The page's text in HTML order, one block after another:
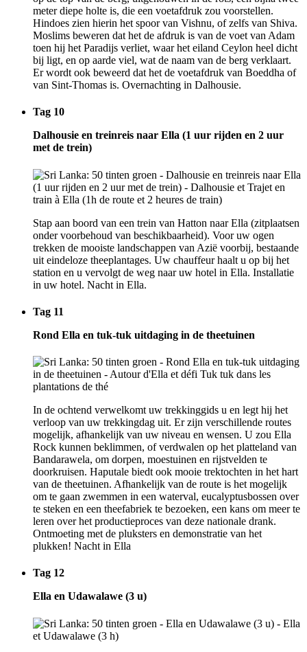
meter diepe holte is, die een voetafdruk zou voorstellen.
Hindoes zien hierin het spoor van Vishnu, of zelfs van Shiva.
Moslims beweren dat het de afdruk is van de voet van Adam
toen hij het Paradijs verliet, waar het eiland Ceylon heel dicht
bij ligt, en op aarde viel, wat de naam van de berg verklaart.
Er wordt ook beweerd dat het de voetafdruk van Boeddha of
van Sint-Thomas is. Overnachting in Dalhousie.
Tag 10
Dalhousie en treinreis naar Ella (1 uur rijden en 2 uur
met de trein)
Stap aan boord van een trein van Hatton naar Ella (zitplaatsen
onder voorbehoud van beschikbaarheid). Voor uw ogen
trekken de mooiste landschappen van Azië voorbij, bestaande
uit eindeloze theeplantages. Uw chauffeur haalt u op bij het
station en u vervolgt de weg naar uw hotel in Ella. Installatie
in uw hotel. Nacht in Ella.
Tag 11
Rond Ella en tuk-tuk uitdaging in de theetuinen
In de ochtend verwelkomt uw trekkinggids u en legt hij het
verloop van uw trekkingdag uit. Er zijn verschillende routes
mogelijk, afhankelijk van uw niveau en wensen. U zou Ella
Rock kunnen beklimmen, of verdwalen op het platteland van
Bandarawela, om dorpen, moestuinen en rijstvelden te
doorkruisen. Haputale biedt ook mooie trektochten in het hart
van de theetuinen. Afhankelijk van de route is het mogelijk
om te gaan zwemmen in een waterval, eucalyptusbossen over
te steken en een theefabriek te bezoeken, een kans om meer te
leren over het productieproces van deze nationale drank.
Ontmoeting met de pluksters en demonstratie van het
plukken! Nacht in Ella
Tag 12
Ella en Udawalawe (3 u)